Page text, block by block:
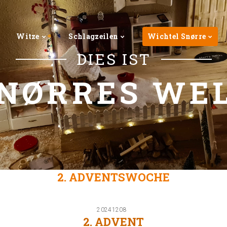
Witze Schlagzeilen Wichtel Snørre
DIES IST
2. ADVENTSWOCHE
20241208
2. ADVENT